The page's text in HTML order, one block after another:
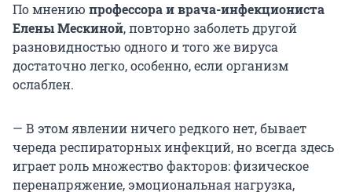
По мнению профессора и врача-инфекциониста
Елены Мескиной, повторно заболеть другой
разновидностью одного и того же вируса
достаточно легко, особенно, если организм
ослаблен.
— В этом явлении ничего редкого нет, бывает
череда респираторных инфекций, но всегда здесь
играет роль множество факторов: физическое
перенапряжение, эмоциональная нагрузка,